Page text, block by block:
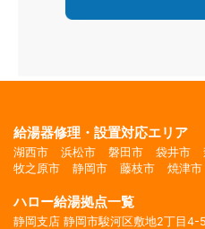
給湯器修理・設置対応エリア
湖西市 浜松市 磐田市 袋井市
牧之原市
静岡市 藤枝市 焼津市
ハロー給湯拠点一覧
静岡支店 静岡市駿河区敷地2丁目4-5